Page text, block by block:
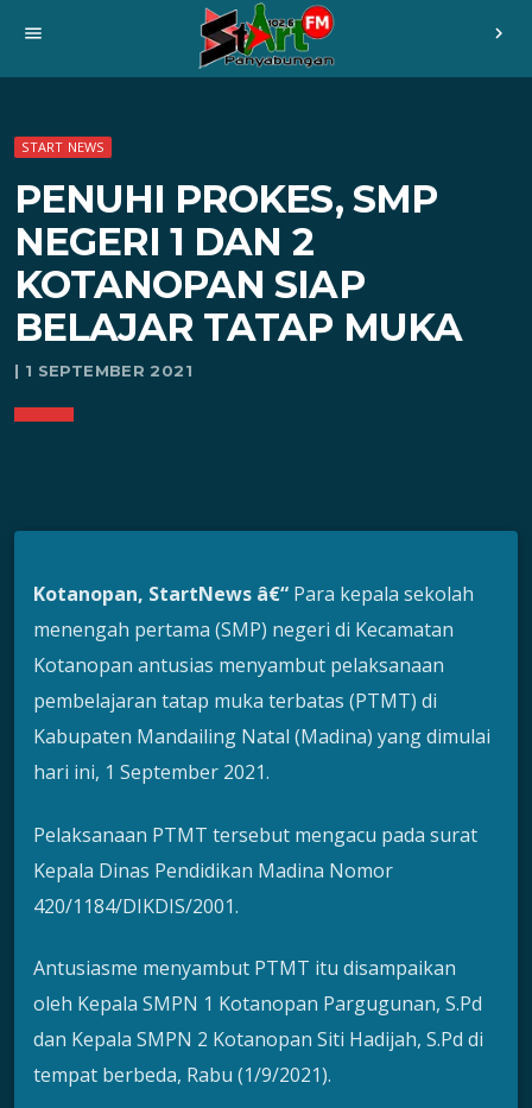
menu chevron_right
START NEWS
PENUHI PROKES, SMP
NEGERI 1 DAN 2
KOTANOPAN SIAP
BELAJAR TATAP MUKA
| 1 SEPTEMBER 2021
Kotanopan, StartNews â€“ Para kepala sekolah
menengah pertama (SMP) negeri di Kecamatan
Kotanopan antusias menyambut pelaksanaan
pembelajaran tatap muka terbatas (PTMT) di
Kabupaten Mandailing Natal (Madina) yang dimulai
hari ini, 1 September 2021.
Pelaksanaan PTMT tersebut mengacu pada surat
Kepala Dinas Pendidikan Madina Nomor
420/1184/DIKDIS/2001.
Antusiasme menyambut PTMT itu disampaikan
oleh Kepala SMPN 1 Kotanopan Pargugunan, S.Pd
dan Kepala SMPN 2 Kotanopan Siti Hadijah, S.Pd di
tempat berbeda, Rabu (1/9/2021).